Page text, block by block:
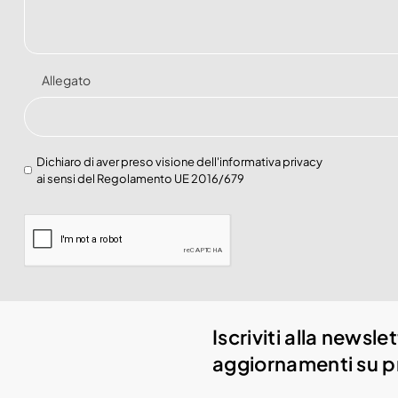
Allegato
Dichiaro di aver preso visione dell'informativa privacy
ai sensi del Regolamento UE 2016/679
Iscriviti alla
aggiornamenti su